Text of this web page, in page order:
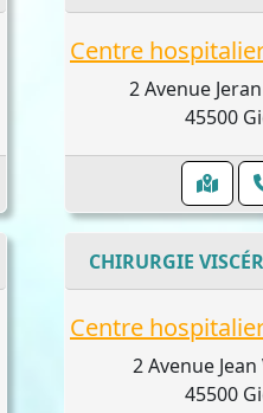
2 Avenue
45500
2 Avenue
45500